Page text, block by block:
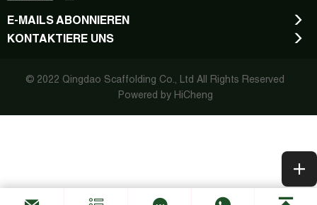
E-MAILS ABONNIEREN
KONTAKTIERE UNS
© 2022 Qingdao Scaffolding Co., Ltd All Rights Reserved
Powered by HiCheng